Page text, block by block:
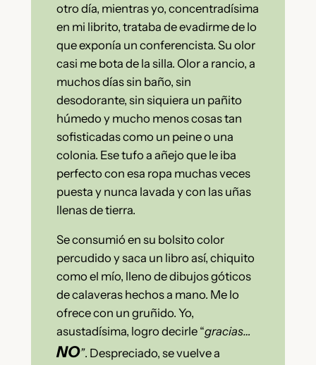
otro día, mientras yo, concentradísima
en mi librito, trataba de evadirme de lo
que exponía un conferencista. Su olor
casi me bota de la silla. Olor a rancio, a
muchos días sin baño, sin
desodorante, sin siquiera un pañito
húmedo y mucho menos cosas tan
sofisticadas como un peine o una
colonia. Ese tufo a añejo que le iba
perfecto con esa ropa muchas veces
puesta y nunca lavada y con las uñas
llenas de tierra.
Se consumió en su bolsito color
percudido y saca un libro así, chiquito
como el mío, lleno de dibujos góticos
de calaveras hechos a mano. Me lo
ofrece con un gruñido. Yo,
asustadísima, logro decirle “gracias…
NO”. Despreciado, se vuelve a